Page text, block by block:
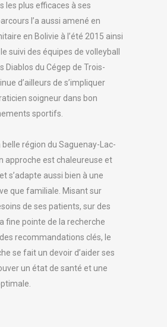
les plus efficaces à ses
l’a aussi amené en
en Bolivie à l’été 2015 ainsi
suivi des équipes de volleyball
Diablos du Cégep de Trois-
d’ailleurs de s’impliquer
soigneur dans bon
sportifs.
belle région du Saguenay-Lac-
approche est chaleureuse et
s’adapte aussi bien à une
que familiale. Misant sur
de ses patients, sur des
fine pointe de la recherche
recommandations clés, le
se fait un devoir d’aider ses
un état de santé et une